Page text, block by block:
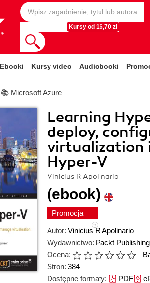
Kursy od 16,70 zł
Ebooki Kursy video Audiobooki
📚 Microsoft Azure
Learning
deploy,
virtualization
Hyper-V
Vinicius R Apolinario
(ebook)
Promocja
Autor: Vinicius R Apolinario
Wydawnictwo: Packt Publishing
Ocena:
Stron: 384
Dostępne formaty: PDF